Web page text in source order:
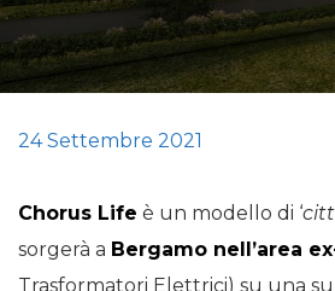
24 Settembre 2021
Chorus Life è un modello di ‘
sorgerà a Bergamo nell’area
Trasformatori Elettrici) su una